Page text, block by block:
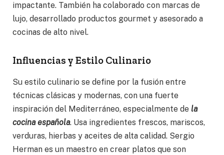
impactante. También ha colaborado con marcas de
lujo, desarrollado productos gourmet y asesorado a
cocinas de alto nivel.
Influencias y Estilo Culinario
Su estilo culinario se define por la fusión entre
técnicas clásicas y modernas, con una fuerte
inspiración del Mediterráneo, especialmente de la
cocina española. Usa ingredientes frescos, mariscos,
verduras, hierbas y aceites de alta calidad. Sergio
Herman es un maestro en crear platos que son